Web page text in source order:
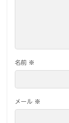
名前 ※
メール ※